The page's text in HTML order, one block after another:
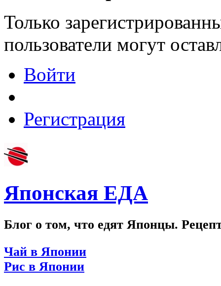
Только
пользователи могут
Войти
Регистрация
Японская ЕДА
Блог о том, что едят Японцы.
Чай в Японии
Рис в Японии